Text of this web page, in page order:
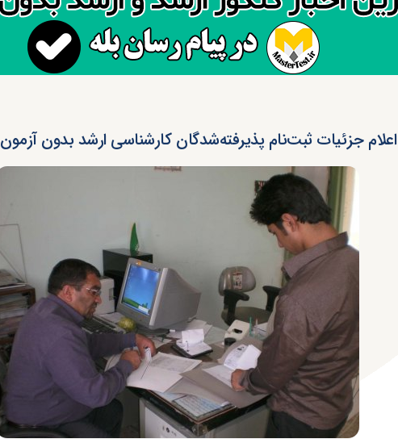
اعلام جزئیات ثبت‌نام پذیرفته‌شدگان کارشناسی ارشد بدون آزمون ۹۵ آزاد